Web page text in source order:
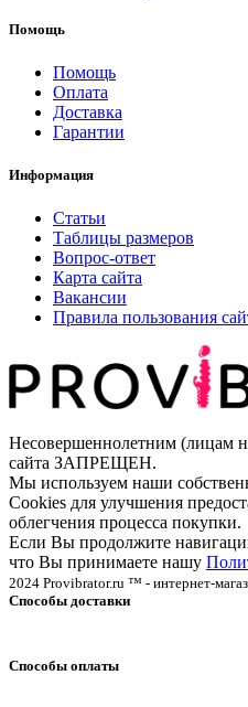
Помощь
Помощь
Оплата
Доставка
Гарантии
Информация
Статьи
Таблицы размеров
Вопрос-ответ
Карта сайта
Вакансии
Правила пользования
Несовершеннолетним (лицам
сайта ЗАПРЕЩЕН.
Мы используем наши
Cookies для улучшения
облегчения процесса покупки.
Если Вы продолжите
что Вы принимаете нашу
2024 Provibrator.ru ™ - интернет-
Способы доставки
Способы оплаты